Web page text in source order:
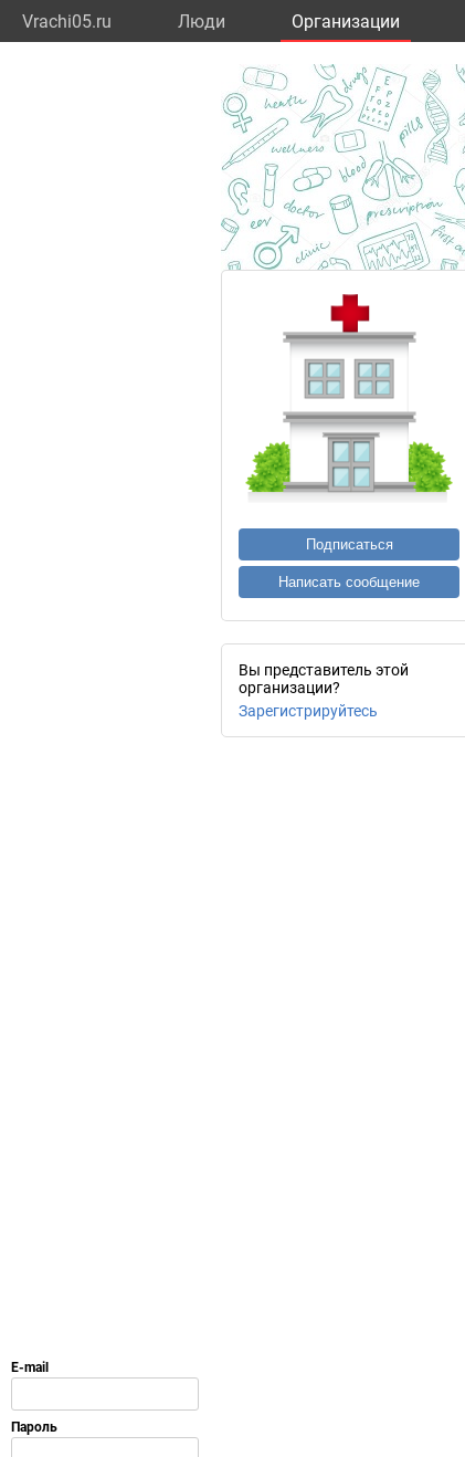
Vrachi05.ru Люди Организации
Подписаться
Написать сообщение
Вы представитель этой
организации?
Зарегистрируйтесь